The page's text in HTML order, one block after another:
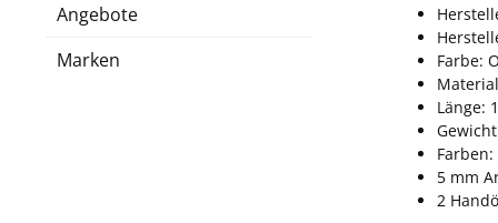
Angebote
Marken
Farbe:
Länge:
5 mm
2